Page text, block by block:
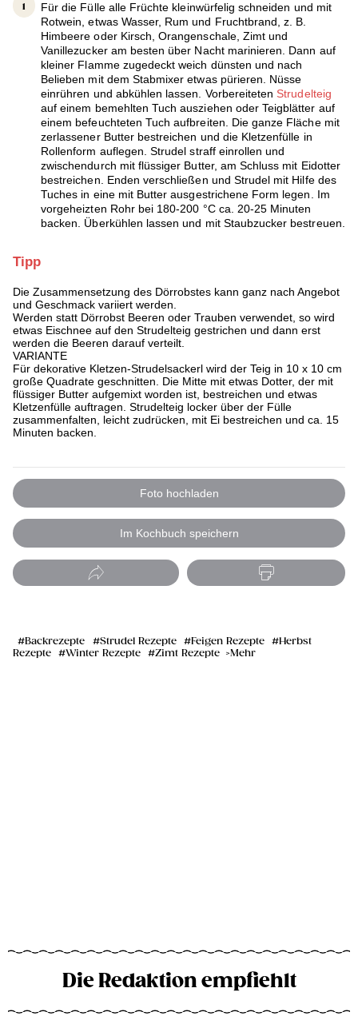
Für die Fülle alle Früchte kleinwürfelig schneiden und mit
Rotwein, etwas Wasser, Rum und Fruchtbrand, z. B.
Himbeere oder Kirsch, Orangenschale, Zimt und
Vanillezucker am besten über Nacht marinieren. Dann auf
kleiner Flamme zugedeckt weich dünsten und nach
Belieben mit dem Stabmixer etwas pürieren. Nüsse
einrühren und abkühlen lassen. Vorbereiteten Strudelteig
auf einem bemehlten Tuch ausziehen oder Teigblätter auf
einem befeuchteten Tuch aufbreiten. Die ganze Fläche mit
zerlassener Butter bestreichen und die Kletzenfülle in
Rollenform auflegen. Strudel straff einrollen und
zwischendurch mit flüssiger Butter, am Schluss mit Eidotter
bestreichen. Enden verschließen und Strudel mit Hilfe des
Tuches in eine mit Butter ausgestrichene Form legen. Im
vorgeheizten Rohr bei 180-200 °C ca. 20-25 Minuten
backen. Überkühlen lassen und mit Staubzucker bestreuen.
Tipp
Die Zusammensetzung des Dörrobstes kann ganz nach Angebot
und Geschmack variiert werden.
Werden statt Dörrobst Beeren oder Trauben verwendet, so wird
etwas Eischnee auf den Strudelteig gestrichen und dann erst
werden die Beeren darauf verteilt.
VARIANTE
Für dekorative Kletzen-Strudelsackerl wird der Teig in 10 x 10 cm
große Quadrate geschnitten. Die Mitte mit etwas Dotter, der mit
flüssiger Butter aufgemixt worden ist, bestreichen und etwas
Kletzenfülle auftragen. Strudelteig locker über der Fülle
zusammenfalten, leicht zudrücken, mit Ei bestreichen und ca. 15
Minuten backen.
Foto hochladen
Im Kochbuch speichern
Backrezepte Strudel Rezepte Feigen Rezepte
Herbst
Rezepte
Winter Rezepte Zimt Rezepte Mehr
Die Redaktion empfiehlt